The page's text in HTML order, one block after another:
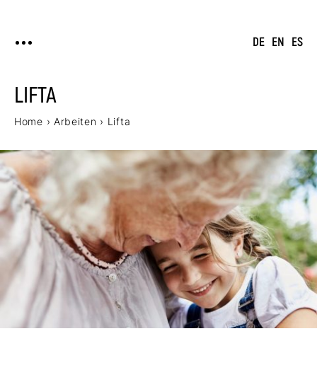
DE EN ES
LIFTA
Home › Arbeiten › Lifta